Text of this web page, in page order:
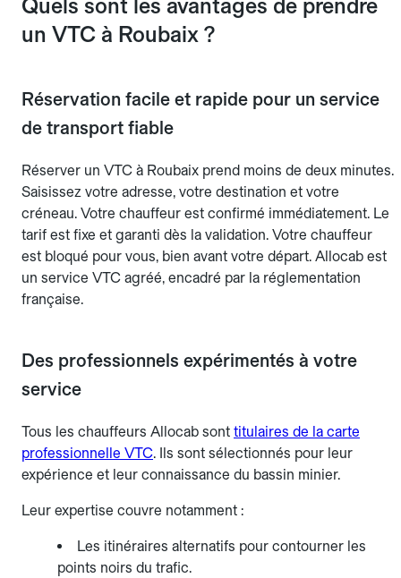
Quels sont les avantages de prendre
un VTC à Roubaix ?
Réservation facile et rapide pour un service
de transport fiable
Réserver un VTC à Roubaix prend moins de deux minutes.
Saisissez votre adresse, votre destination et votre
créneau. Votre chauffeur est confirmé immédiatement. Le
tarif est fixe et garanti dès la validation. Votre chauffeur
est bloqué pour vous, bien avant votre départ. Allocab est
un service VTC agréé, encadré par la réglementation
française.
Des professionnels expérimentés à votre
service
Tous les chauffeurs Allocab sont titulaires de la carte
professionnelle VTC. Ils sont sélectionnés pour leur
expérience et leur connaissance du bassin minier.
Leur expertise couvre notamment :
Les itinéraires alternatifs pour contourner les
points noirs du trafic.